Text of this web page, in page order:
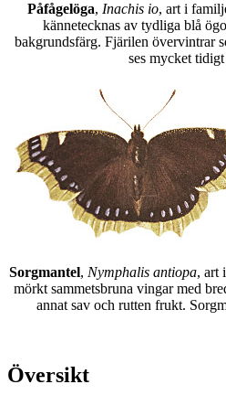
Påfågelöga, Inachis io, art i
kännetecknas av tydliga blå
bakgrundsfärg. Fjärilen övervintrar
ses mycket
Sorgmantel, Nymphalis antiopa, art
mörkt sammetsbruna vingar med
annat sav och rutten frukt.
Översikt